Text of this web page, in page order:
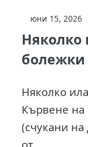
юни 15, 2026
Няколко
болежки
Няколко
Кървене на
(счукани